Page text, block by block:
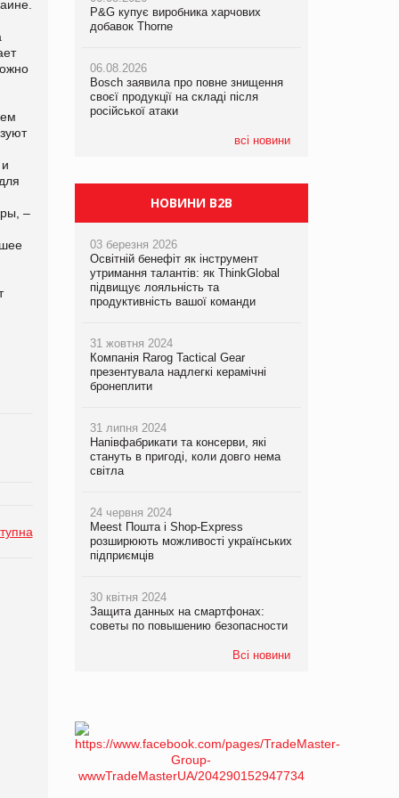
–
P&G купує виробника харчових
добавок Thorne
06.08.2026
Bosch заявила про повне знищення
своєї продукції на складі після
російської атаки
всі новини
P&G купує виробника харчових
добавок Thorne
06.08.2026
Bosch заявила про повне знищення
своєї продукції на складі після
російської атаки
P&G купує виробника харчових
добавок Thorne
06.08.2026
Bosch заявила про повне знищення
своєї продукції на складі після
російської атаки
НОВИНИ B2B
03 березня 2026
Освітній бенефіт як інструмент
утримання талантів: як ThinkGlobal
підвищує лояльність та
продуктивність вашої команди
31 жовтня 2024
Компанія Rarog Tactical Gear
презентувала надлегкі керамічні
бронеплити
31 липня 2024
Напівфабрикати та консерви, які
стануть в пригоді, коли довго нема
світла
24 червня 2024
Meest Пошта і Shop-Express
розширюють можливості українських
підприємців
30 квітня 2024
Защита данных на смартфонах:
советы по повышению безопасности
Всі новини